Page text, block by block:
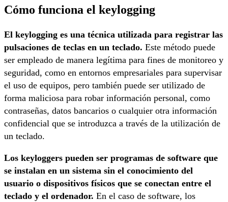
Cómo funciona el keylogging
El keylogging es una técnica utilizada para registrar las
pulsaciones de teclas en un teclado. Este método puede
ser empleado de manera legítima para fines de monitoreo y
seguridad, como en entornos empresariales para supervisar
el uso de equipos, pero también puede ser utilizado de
forma maliciosa para robar información personal, como
contraseñas, datos bancarios o cualquier otra información
confidencial que se introduzca a través de la utilización de
un teclado.
Los keyloggers pueden ser programas de software que
se instalan en un sistema sin el conocimiento del
usuario o dispositivos físicos que se conectan entre el
teclado y el ordenador. En el caso de software, los